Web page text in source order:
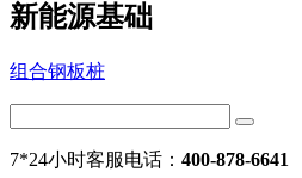
新能源基础
组合钢板桩
7*24小时客服电话： 400-878-6641